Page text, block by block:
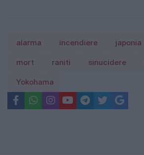
alarma incendiere japonia
mort raniti sinucidere
Yokohama